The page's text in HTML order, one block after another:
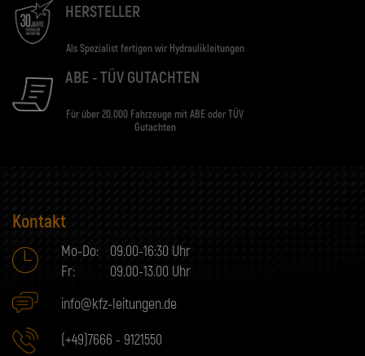
HERSTELLER
Als Spezialist fertigen wir Hydraulikleitungen
ABE - TÜV GUTACHTEN
Für über 20.000 Fahrzeuge mit ABE oder TÜV
Gutachten
Kontakt
Mo-Do:
09.00-16:30 Uhr
Fr:
09.00-13.00 Uhr
info@kfz-leitungen.de
(+49)7666 - 9121550